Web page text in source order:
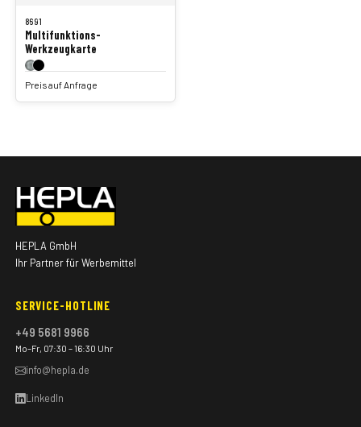
8691
Multifunktions-
Werkzeugkarte
Preis auf Anfrage
HEPLA GmbH
Ihr Partner für Werbemittel
SERVICE-HOTLINE
+49 5681 9966
Mo–Fr, 07:30 – 16:30 Uhr
info@hepla.de
LinkedIn